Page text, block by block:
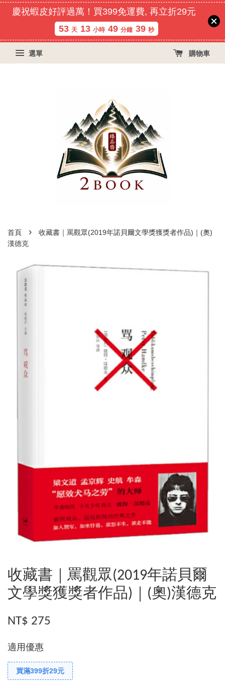
慶祝蝦皮好評過萬！買399免運費, 再立折29元
53 天 13 小時 49 分鐘 39 秒
選單 購物車
首頁 ›
收藏書｜罵觀眾(2019年諾貝爾文學獎獲獎者作品)｜(奧)
漢德克
收藏書｜罵觀眾(2019年諾貝爾
文學獎獲獎者作品)｜(奧)漢德克
NT$ 275
適用優惠
買滿399折29元